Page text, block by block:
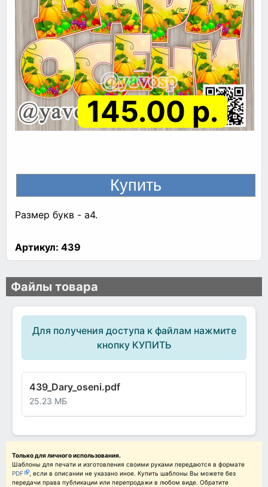
145.00 р.
Размер букв - а4.
Артикул: 439
Файлы товара
Для получения доступа к файлам нажмите
кнопку КУПИТЬ
439_Dary_oseni.pdf
25.23 МБ
Только для личного использования.
Шаблоны для печати и изготовления своими руками передаются в формате
PDF
, если в описании не указано иное. Купить шаблоны Вы можете без
передачи права публикации или перепродажи в любом виде. Обратите